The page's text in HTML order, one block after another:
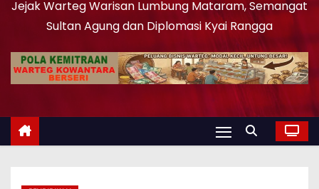
Jejak Warteg Warisan Lumbung Mataram, Semangat
Sultan Agung dan Diplomasi Kyai Rangga